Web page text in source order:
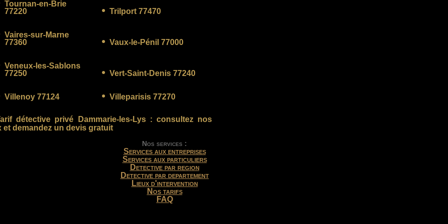
Tournan-en-Brie
77220
Trilport 77470
Vaires-sur-Marne
77360
Vaux-le-Pénil 77000
Veneux-les-Sablons
77250
Vert-Saint-Denis 77240
Villenoy 77124 Villeparisis 77270
détective privé Dammarie-les-Lys: consultez nos
et demandez un devis gratuit
Nos services :
Services aux entreprises
Services aux particuliers
Detective par region
Detective par departement
Lieux d'intervention
Nos tarifs
FAQ